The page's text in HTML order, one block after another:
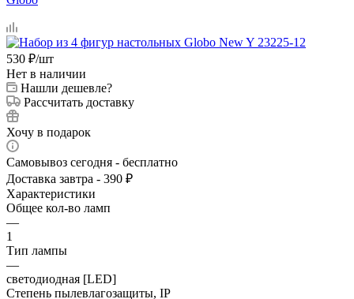
530 ₽/шт
Нет в наличии
Нашли дешевле?
Рассчитать доставку
Хочу в подарок
Самовывоз сегодня - бесплатно
Доставка завтра - 390 ₽
Характеристики
Общее кол-во ламп
—
1
Тип лампы
—
светодиодная [LED]
Степень пылевлагозащиты, IP